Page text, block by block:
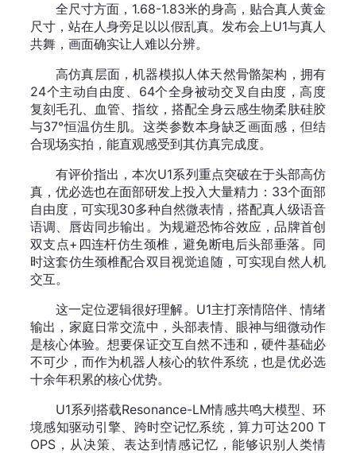
全尺寸方面，1.68-1.83米的身高，贴合真人黄金
尺寸，站在人身旁足以以假乱真。发布会上U1与真人
共舞，画面确实让人难以分辨。
高仿真层面，机器模拟人体天然骨骼架构，拥有
24个主动自由度、64个全身被动交叉自由度，高度
复刻毛孔、血管、指纹，搭配全身云感生物柔肤硅胶
与37°恒温仿生肌。这类参数本身缺乏画面感，但结
合现场实拍，能直观感受到其仿真完成度。
有评价指出，本次U1系列重点突破在于头部高仿
真，优必选也在面部研发上投入大量精力：33个面部
自由度，可实现30多种自然微表情，搭配真人级语音
语调、唇齿同步输出。为规避恐怖谷效应，品牌首创
双支点+四连杆仿生颈椎，避免断电后头部垂落。同
时这套仿生颈椎配合双目视觉追随，可实现自然人机
交互。
这一定位逻辑很好理解。U1主打亲情陪伴、情绪
输出，家庭日常交流中，头部表情、眼神与细微动作
是核心体验。想要保证交互自然不违和，硬件基础必
不可少，而作为机器人核心的软件系统，也是优必选
十余年积累的核心优势。
U1系列搭载Resonance-LM情感共鸣大模型、环
境感知驱动引擎、跨时空记忆系统，算力可达200 T
OPS，从决策、表达到情感记忆，能够识别人类情